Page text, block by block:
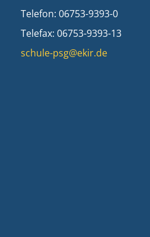
Telefon: 06753-9393-0
Telefax: 06753-9393-13
schule-psg@ekir.de